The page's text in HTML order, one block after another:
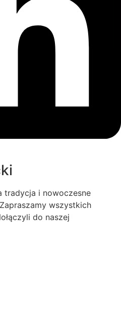
świata.
patronatem
tej
niebie!
tradycja i nowoczesne
wszystkich
do naszej